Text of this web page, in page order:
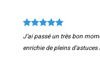
J’ai passé un très bon
enrichie de pleins d’astuces